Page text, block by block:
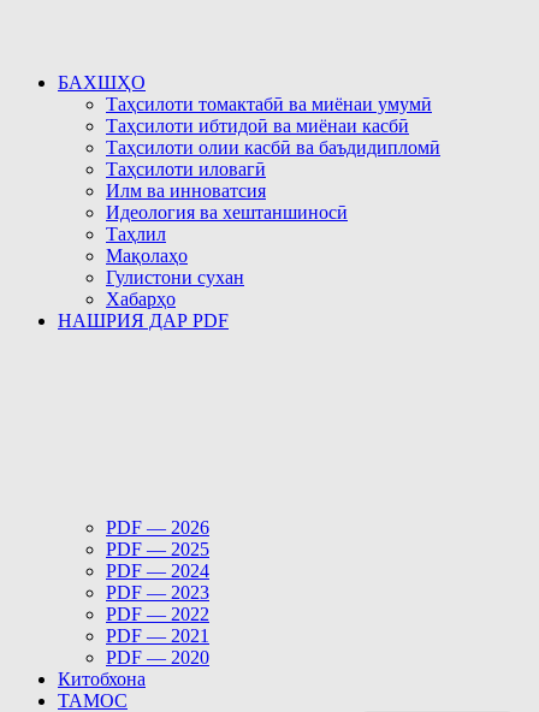
БАХШҲО
Таҳсилоти томактабӣ ва миёнаи умумӣ
Таҳсилоти ибтидоӣ ва миёнаи касбӣ
Таҳсилоти олии касбӣ ва баъдидипломӣ
Таҳсилоти иловагӣ
Илм ва инноватсия
Идеология ва хештаншиносӣ
Таҳлил
Мақолаҳо
Гулистони сухан
Хабарҳо
НАШРИЯ ДАР PDF
PDF — 2026
PDF — 2025
PDF — 2024
PDF — 2023
PDF — 2022
PDF — 2021
PDF — 2020
Китобхона
ТАМОС